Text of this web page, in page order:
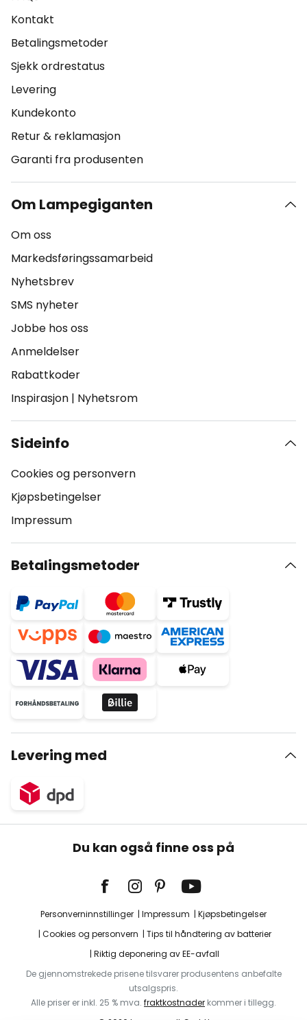
Kontakt
Betalingsmetoder
Sjekk ordrestatus
Levering
Kundekonto
Retur & reklamasjon
Garanti fra produsenten
Om Lampegiganten
Om oss
Markedsføringssamarbeid
Nyhetsbrev
SMS nyheter
Jobbe hos oss
Anmeldelser
Rabattkoder
Inspirasjon | Nyhetsrom
Sideinfo
Cookies og personvern
Kjøpsbetingelser
Impressum
Betalingsmetoder
Levering med
Du kan også finne oss på
Personverninnstillinger Impressum
Kjøpsbetingelser
Cookies og personvern
Tips til håndtering av batterier
Riktig deponering av EE-avfall
De gjennomstrekede prisene tilsvarer produsentens anbefalte
utsalgspris.
Alle priser er inkl. 25 % mva. fraktkostnader kommer i tillegg.